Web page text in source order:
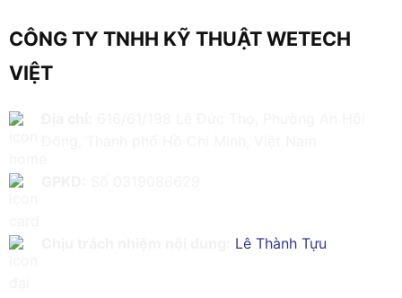
CÔNG TY TNHH KỸ THUẬT WETECH
VIỆT
Lê Thành Tựu